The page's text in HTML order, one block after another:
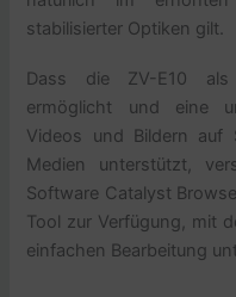
stabilisierter Optiken gilt.
Dass die ZV-E10 als
ermöglicht und eine
Videos und Bildern auf
Medien unterstützt,
Software Catalyst
Tool zur Verfügung, mit
einfachen Bearbeitung